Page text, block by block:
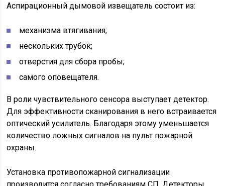
Аспирационный дымовой извещатель состоит из:
механизма втягивания;
нескольких трубок;
отверстия для сбора пробы;
самого оповещателя.
В роли чувствительного сенсора выступает детектор.
Для эффективности сканирования в него встраивается
оптический усилитель. Благодаря этому уменьшается
количество ложных сигналов на пульт пожарной
охраны.
Установка противопожарной сигнализации